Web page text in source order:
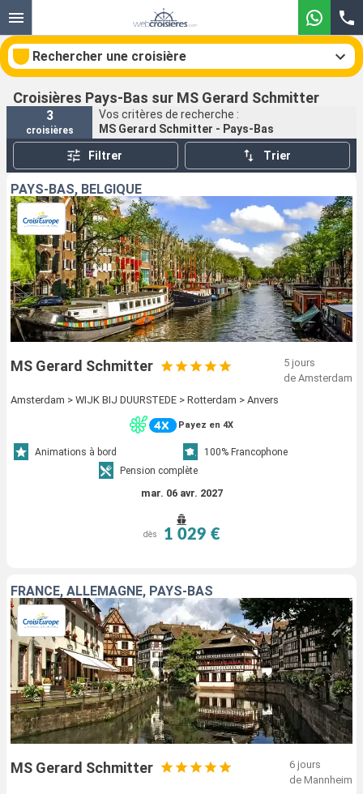
Rechercher une croisière
Nos destinations
Mois de départ
Ports Compagnies
Rechercher
Croisières Pays-Bas sur MS Gerard Schmitter
3
croisières
Vos critères de recherche :
MS Gerard Schmitter - Pays-Bas
Filtrer Trier
PAYS-BAS, BELGIQUE
MS Gerard Schmitter
5 jours
de Amsterdam
Amsterdam > WIJK BIJ DUURSTEDE > Rotterdam > Anvers
Payez en 4X
Animations à bord
100% Francophone
Pension complète
mar. 06 avr. 2027
dès 1 029 €
FRANCE, ALLEMAGNE, PAYS-BAS
MS Gerard Schmitter
6 jours
de Mannheim